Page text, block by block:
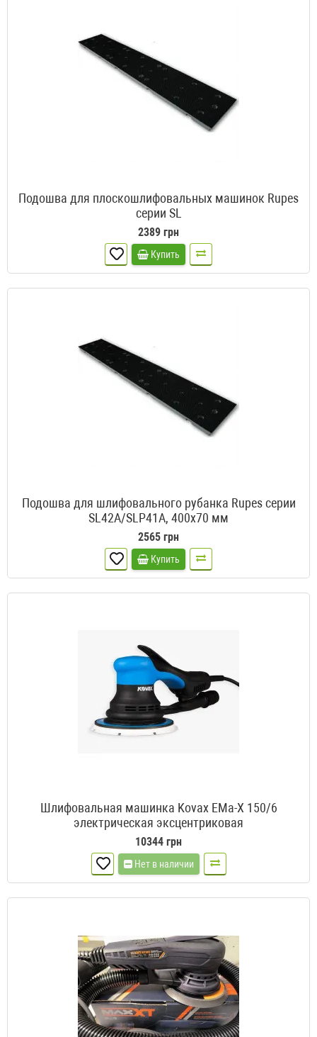
Подошва для плоскошлифовальных машинок Rupes
серии SL
2389 грн
Купить
Подошва для шлифовального рубанка Rupes серии
SL42A/SLP41A, 400х70 мм
2565 грн
Купить
Шлифовальная машинка Kovax EMa-X 150/6
электрическая эксцентриковая
10344 грн
Нет в наличии